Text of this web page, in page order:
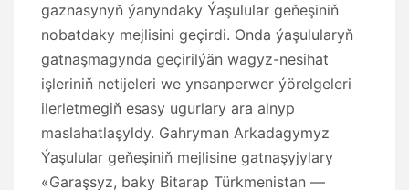
gaznasynyň ýanyndaky Ýaşulular geňeşiniň
nobatdaky mejlisini geçirdi. Onda ýaşulularyň
gatnaşmagynda geçirilýän wagyz-nesihat
işleriniň netijeleri we ynsanperwer ýörelgeleri
ilerletmegiň esasy ugurlary ara alnyp
maslahatlaşyldy. Gahryman Arkadagymyz
Ýaşulular geňeşiniň mejlisine gatnaşyjylary
«Garaşsyz, baky Bitarap Türkmenistan —